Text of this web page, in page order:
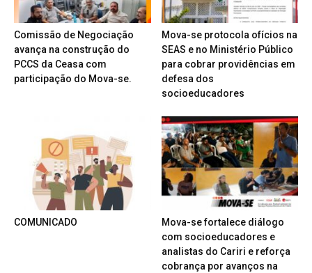
Comissão de Negociação
avança na construção do
PCCS da Ceasa com
participação do Mova-se.
Mova-se protocola ofícios na
SEAS e no Ministério Público
para cobrar providências em
defesa dos
socioeducadores
COMUNICADO
Mova-se fortalece diálogo
com socioeducadores e
analistas do Cariri e reforça
cobrança por avanços na